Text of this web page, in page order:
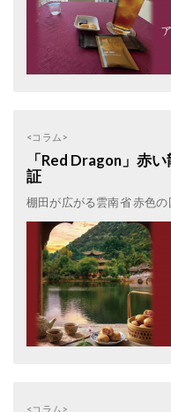
<コラム>
「Red Dragon」赤
証
棚田が広がる雲南省 赤色
<コラム>